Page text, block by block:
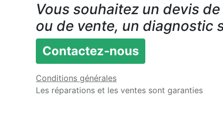
Vous souhaitez un devis
ou de vente, un diagnostic
Contactez-nous
Conditions générales
Les réparations et les ventes sont garanties